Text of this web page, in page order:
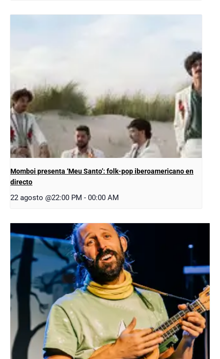
Momboi presenta ‘Meu Santo’: folk-pop iberoamericano en
directo
22 agosto @22:00 PM - 00:00 AM